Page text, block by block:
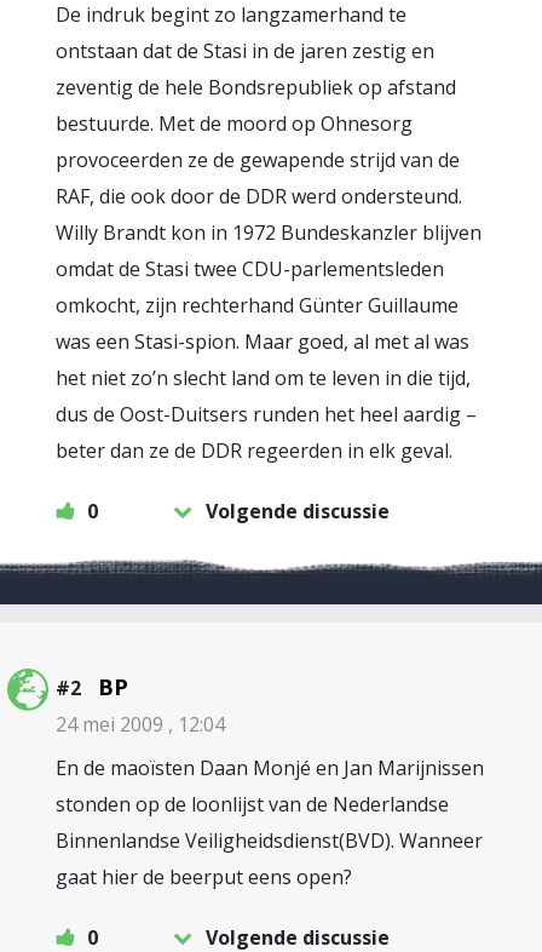
De indruk begint zo langzamerhand te
ontstaan dat de Stasi in de jaren zestig en
zeventig de hele Bondsrepubliek op afstand
bestuurde. Met de moord op Ohnesorg
provoceerden ze de gewapende strijd van de
RAF, die ook door de DDR werd ondersteund.
Willy Brandt kon in 1972 Bundeskanzler blijven
omdat de Stasi twee CDU-parlementsleden
omkocht, zijn rechterhand Günter Guillaume
was een Stasi-spion. Maar goed, al met al was
het niet zo’n slecht land om te leven in die tijd,
dus de Oost-Duitsers runden het heel aardig –
beter dan ze de DDR regeerden in elk geval.
0 Volgende discussie
#2 BP
24 mei 2009 , 12:04
En de maoïsten Daan Monjé en Jan Marijnissen
stonden op de loonlijst van de Nederlandse
Binnenlandse Veiligheidsdienst(BVD). Wanneer
gaat hier de beerput eens open?
0
Volgende discussie